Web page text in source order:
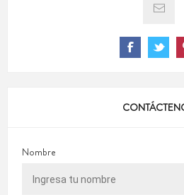
Nombre